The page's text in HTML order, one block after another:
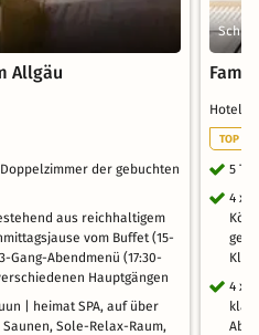
Allgäu
der gebuchten
aus reichhaltigem
vom Buffet (15-
Gang-Abendmenü (17:30-
Hauptgängen
| heimat SPA, auf über
Sole-Relax-Raum,
Hotel
TOP
5
4 x
4 x